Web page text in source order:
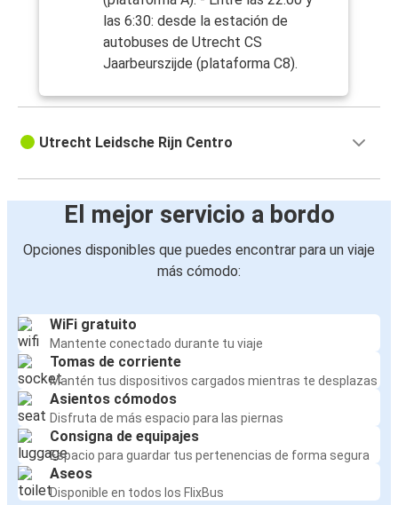
las 6:30: desde la estación de
autobuses de Utrecht CS
Jaarbeurszijde (plataforma C8).
Utrecht Leidsche Rijn Centro
El mejor servicio a bordo
Opciones disponibles que puedes encontrar para un viaje
más cómodo:
WiFi gratuito
Mantente conectado durante tu viaje
Tomas de corriente
Mantén tus dispositivos cargados mientras te desplazas
Asientos cómodos
Disfruta de más espacio para las piernas
Consigna de equipajes
Espacio para guardar tus pertenencias de forma segura
Aseos
Disponible en todos los FlixBus